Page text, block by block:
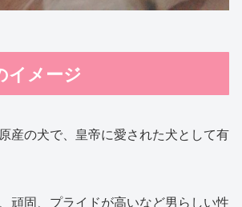
イメージ
産の犬で、皇帝に愛された犬として有
頑固、プライドが高いなど男らしい性